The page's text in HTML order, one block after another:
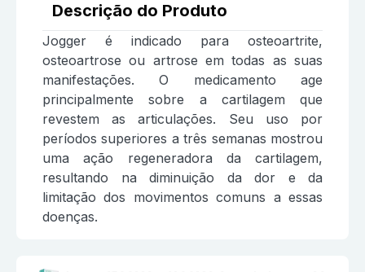
Descrição do Produto
Jogger é indicado para osteoartrite,
osteoartrose ou artrose em todas as suas
manifestações. O medicamento age
principalmente sobre a cartilagem que
revestem as articulações. Seu uso por
períodos superiores a três semanas mostrou
uma ação regeneradora da cartilagem,
resultando na diminuição da dor e da
limitação dos movimentos comuns a essas
doenças.